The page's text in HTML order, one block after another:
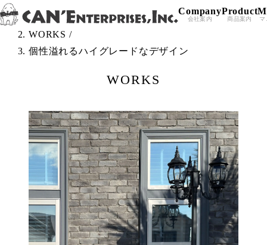
Skip to content
Company
会社案内
Product
商品案内 マ
TOP /
WORKS /
個性溢れるハイグレードなデザイン
WORKS